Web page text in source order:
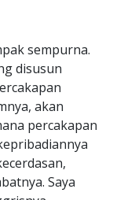
sempurna.
disusun
akan
percakapan
Saya